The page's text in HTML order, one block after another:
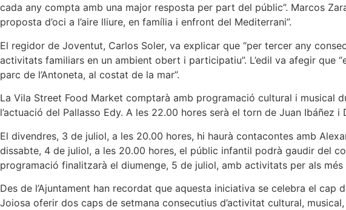
cada any compta amb una major resposta per part del públic”. Marcos
proposta d’oci a l’aire lliure, en família i enfront del Mediterrani”.
El regidor de Joventut, Carlos Soler, va explicar que “per tercer any
activitats familiars en un ambient obert i participatiu”. L’edil va afegir que
parc de l’Antoneta, al costat de la mar”.
La Vila Street Food Market comptarà amb programació cultural i musical
l’actuació del Pallasso Edy. A les 22.00 hores serà el torn de Juan Ibáñez
El divendres, 3 de juliol, a les 20.00 hores, hi haurà contacontes amb
dissabte, 4 de juliol, a les 20.00 hores, el públic infantil podrà gaudir del
programació finalitzarà el diumenge, 5 de juliol, amb activitats per als
Des de l’Ajuntament han recordat que aquesta iniciativa se celebra el
Joiosa oferir dos caps de setmana consecutius d’activitat cultural,